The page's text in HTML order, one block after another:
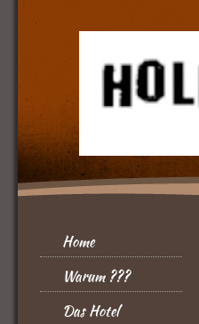
Home
Warum ???
Das Hotel